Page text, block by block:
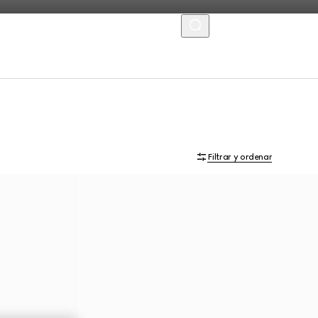
Filtrar y ordenar